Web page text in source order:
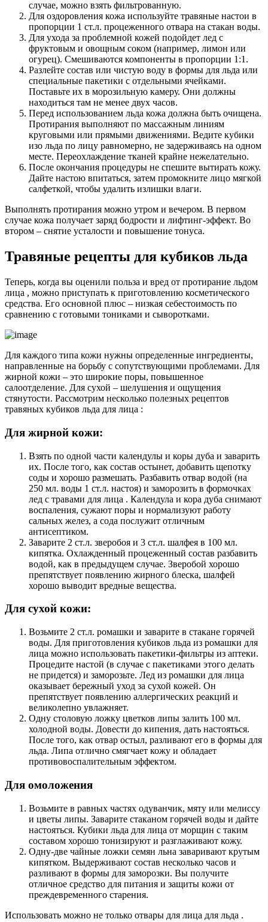
случае, можно взять фильтрованную.
Для оздоровления кожа используйте травяные настои в
пропорции 1 ст.л. процеженного отвара на стакан воды.
Для ухода за проблемной кожей подойдет лед с
фруктовым и овощным соком (например, лимон или
огурец). Смешиваются компоненты в пропорции 1:1.
Разлейте состав или чистую воду в формы для льда или
специальные пакетики с отдельными ячейками.
Поставьте их в морозильную камеру. Они должны
находиться там не менее двух часов.
Перед использованием льда кожа должна быть очищена.
Протирания выполняют по массажным линиям
круговыми или прямыми движениями. Ведите кубики
изо льда по лицу равномерно, не задерживаясь на одном
месте. Переохлаждение тканей крайне нежелательно.
После окончания процедуры не спешите вытирать кожу.
Дайте настою впитаться, затем промокните лицо мягкой
салфеткой, чтобы удалить излишки влаги.
Выполнять протирания можно утром и вечером. В первом
случае кожа получает заряд бодрости и лифтинг-эффект. Во
втором – снятие усталости и повышение тонуса.
Травяные рецепты для кубиков льда
Теперь, когда вы оценили польза и вред от протирание льдом
лица , можно приступать к приготовлению косметического
средства. Его основной плюс – низкая себестоимость по
сравнению с готовыми тониками и сыворотками.
Для каждого типа кожи нужны определенные ингредиенты,
направленные на борьбу с сопутствующими проблемами. Для
жирной кожи – это широкие поры, повышенное
салоотделение. Для сухой – шелушения и ощущения
стянутости. Рассмотрим несколько полезных рецептов
травяных кубиков льда для лица :
Для жирной кожи:
Взять по одной части календулы и коры дуба и заварить
их. После того, как состав остынет, добавить щепотку
соды и хорошо размешать. Разбавить отвар водой (на
250 мл. воды 1 ст.л. настоя) и заморозить в формочках
лед с травами для лица . Календула и кора дуба снимают
воспаления, сужают поры и нормализуют работу
сальных желез, а сода послужит отличным
антисептиком.
Заварите 2 ст.л. зверобоя и 3 ст.л. шалфея в 100 мл.
кипятка. Охлажденный процеженный состав разбавить
водой, как в предыдущем случае. Зверобой хорошо
препятствует появлению жирного блеска, шалфей
хорошо выводит вредные вещества.
Для сухой кожи:
Возьмите 2 ст.л. ромашки и заварите в стакане горячей
воды. Для приготовления кубиков льда из ромашки для
лица можно использовать пакетики-фильтры из аптеки.
Процедите настой (в случае с пакетиками этого делать
не придется) и заморозьте. Лед из ромашки для лица
оказывает бережный уход за сухой кожей. Он
препятствует появлению аллергических реакций и
великолепно увлажняет.
Одну столовую ложку цветков липы залить 100 мл.
холодной воды. Довести до кипения, дать настояться.
После того, как отвар остыл, разливают его в формы для
льда. Липа отлично смягчает кожу и обладает
противовоспалительным эффектом.
Для омоложения
Возьмите в равных частях одуванчик, мяту или мелиссу
и цветы липы. Заварите стаканом горячей воды и дайте
настояться. Кубики льда для лица от морщин с таким
составом хорошо тонизируют и разглаживают кожу.
Одну-две чайные ложки семян льна заваривают крутым
кипятком. Выдерживают состав несколько часов и
разливают в формы для заморозки. Вы получите
отличное средство для питания и защиты кожи от
преждевременного старения.
Использовать можно не только отвары для лица для льда .